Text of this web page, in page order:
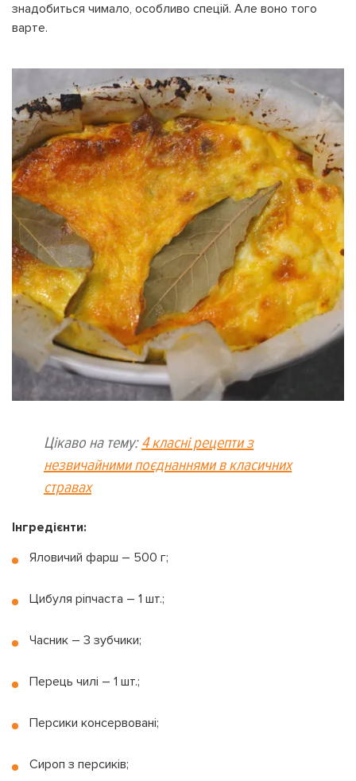
знадобиться чимало, особливо спецій. Але воно того
варте.
Цікаво на тему: 4 класні рецепти з
незвичайними поєднаннями в класичних
стравах
Інгредієнти:
Яловичий фарш – 500 г;
Цибуля ріпчаста – 1 шт.;
Часник – 3 зубчики;
Перець чилі – 1 шт.;
Персики консервовані;
Сироп з персиків;